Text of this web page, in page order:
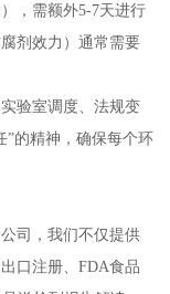
，需额外5-7天进行
剂效力）通常需要
验室调度、法规变
”的精神，确保每个环
司，我们不仅提供
口注册、FDA食品